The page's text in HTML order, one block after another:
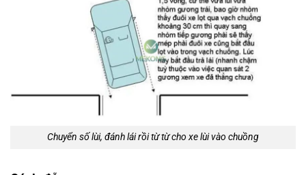
Chuyển số lùi, đánh lái rồi từ từ cho xe lùi vào chuồng